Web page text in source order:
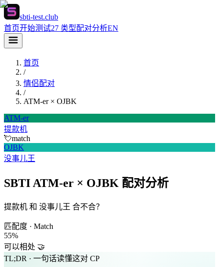
sbti-test.club
首页开始测试27 类型配对分析EN
首页
/
情侣配对
/
ATM-er× OJBK
ATM-er
提款机
💘match
OJBK
没事儿王
SBTI ATM-er × OJBK 配对分析
提款机 和 没事儿王 合不合？
匹配度 · Match
55%
可以相处 🤝
TL;DR · 一句话读懂这对 CP